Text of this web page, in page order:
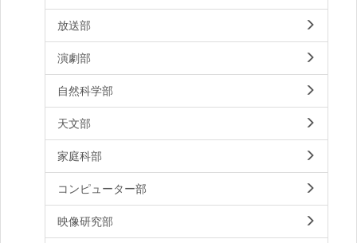
放送部
演劇部
自然科学部
天文部
家庭科部
コンピューター部
映像研究部